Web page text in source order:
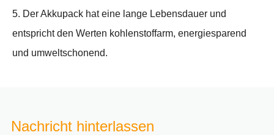
5. Der Akkupack hat eine lange Lebensdauer und
entspricht den Werten kohlenstoffarm, energiesparend
und umweltschonend.
Nachricht hinterlassen